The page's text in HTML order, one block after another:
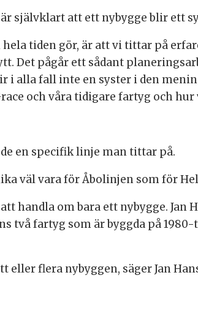
självklart att ett nybygge blir ett
tiden gör, är att vi tittar på
Det pågår ett sådant
i alla fall inte en syster i den
och våra tidigare fartyg och
en specifik linje man tittar på.
väl vara för Åbolinjen som för
handla om bara ett nybygge.
två fartyg som är byggda på
flera nybyggen, säger Jan